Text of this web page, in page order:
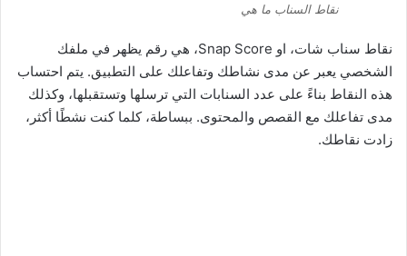
نقاط السناب ما هي
نقاط سناب شات، او Snap Score، هي رقم يظهر في ملفك
الشخصي يعبر عن مدى نشاطك وتفاعلك على التطبيق. يتم احتساب
هذه النقاط بناءً على عدد السنابات التي ترسلها وتستقبلها، وكذلك
مدى تفاعلك مع القصص والمحتوى. ببساطة، كلما كنت نشطًا أكثر،
زادت نقاطك.